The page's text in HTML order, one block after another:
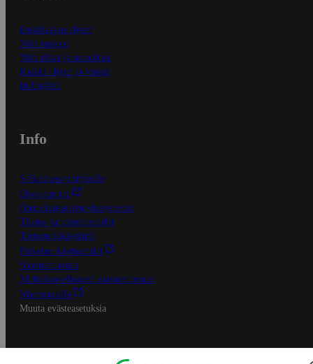
Ensitilaajan ohjeet
Näin maksat
Näin tilaat ja muokkaat
Kaikki ohjeet ja vinkit
In English
Info
S-Business yrityksille
Oiva-raportit
Osuuskauppojen yhteystiedot
Tilaus- ja toimitusehdot
Tietosuojakäytäntö
Palvelun käyttöehdot
Saavutettavuus
Mobiilisovelluksen saavutettavuus
Mainostajalle
Muuta evästeasetuksia